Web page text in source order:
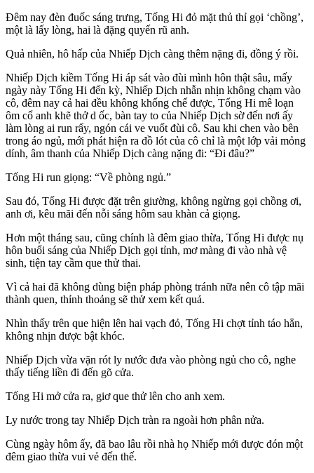
Đêm nay đèn đuốc sáng trưng, Tống Hi đỏ mặt thủ thỉ gọi ‘chồng’,
một là lấy lòng, hai là đặng quyến rũ anh.
Quả nhiên, hô hấp của Nhiếp Dịch càng thêm nặng đi, đồng ý rồi.
Nhiếp Dịch kiềm Tống Hi áp sát vào đùi mình hôn thật sâu, mấy
ngày này Tống Hi đến kỳ, Nhiếp Dịch nhẫn nhịn không chạm vào
cô, đêm nay cả hai đều không khống chế được, Tống Hi mê loạn
ôm cổ anh khẽ thở d ốc, bàn tay to của Nhiếp Dịch sờ đến nơi ấy
làm lòng ai run rẩy, ngón cái ve vuốt đùi cô. Sau khi chen vào bên
trong áo ngủ, mới phát hiện ra đồ lót của cô chỉ là một lớp vải mỏng
dính, âm thanh của Nhiếp Dịch càng nặng đi: “Đi đâu?”
Tống Hi run giọng: “Về phòng ngủ.”
Sau đó, Tống Hi được đặt trên giường, không ngừng gọi chồng ơi,
anh ơi, kêu mãi đến nỗi sáng hôm sau khàn cả giọng.
Hơn một tháng sau, cũng chính là đêm giao thừa, Tống Hi được nụ
hôn buổi sáng của Nhiếp Dịch gọi tỉnh, mơ màng đi vào nhà vệ
sinh, tiện tay cầm que thử thai.
Vì cả hai đã không dùng biện pháp phòng tránh nữa nên cô tập mãi
thành quen, thỉnh thoảng sẽ thử xem kết quả.
Nhìn thấy trên que hiện lên hai vạch đỏ, Tống Hi chợt tỉnh táo hẳn,
không nhịn được bật khóc.
Nhiếp Dịch vừa vặn rót ly nước đưa vào phòng ngủ cho cô, nghe
thấy tiếng liền đi đến gõ cửa.
Tống Hi mở cửa ra, giơ que thử lên cho anh xem.
Ly nước trong tay Nhiếp Dịch tràn ra ngoài hơn phân nửa.
Cùng ngày hôm ấy, đã bao lâu rồi nhà họ Nhiếp mới được đón một
đêm giao thừa vui vẻ đến thế.